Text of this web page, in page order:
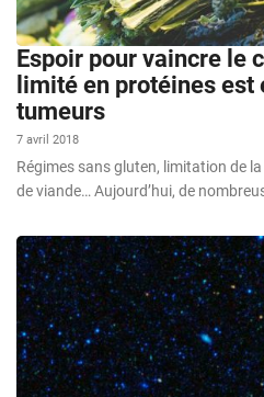
Espoir pour vaincre le
limité en protéines
tumeurs
7 avril 2018
Régimes sans gluten, limitation de
de viande… Aujourd’hui, de